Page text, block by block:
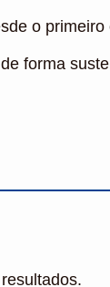
o primeiro
forma